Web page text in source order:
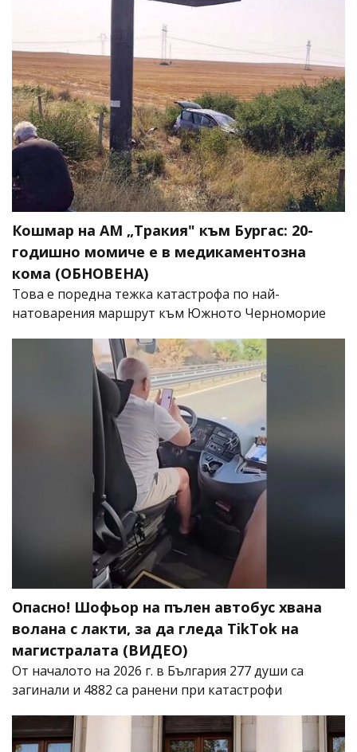
Кошмар на АМ „Тракия" към Бургас: 20-
годишно момиче е в медикаментозна
кома (ОБНОВЕНА)
Това е поредна тежка катастрофа по най-
натоварения маршрут към Южното Черноморие
Опасно! Шофьор на пълен автобус хвана
волана с лакти, за да гледа TikTok на
магистралата (ВИДЕО)
От началото на 2026 г. в България 277 души са
загинали и 4882 са ранени при катастрофи